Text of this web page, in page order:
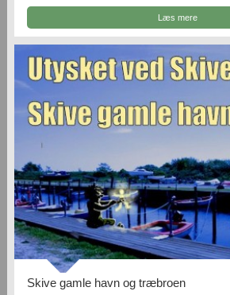
Læs mere
Skive gamle havn og træbroen